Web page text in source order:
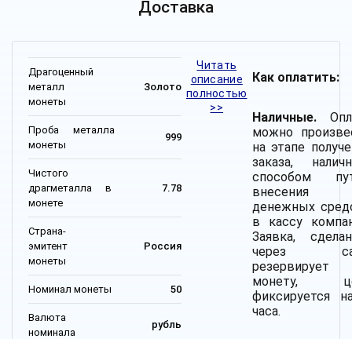
Доставка
Драгоценный
металл
монеты
Золото
Проба металла
монеты
999
Чистого
драгметалла в
монете
7.78
Страна-
эмитент
монеты
Россия
Номинал монеты 50
Валюта
номинала
рубль
Читать
описание
полностью
>>
Как оплатить:
Наличные.
можно
на этапе
заказа,
способом
внесения
денежных
в кассу
Заявка,
через
резервирует
монету,
фиксируется
часа.